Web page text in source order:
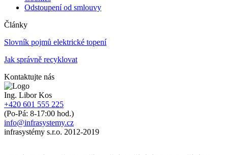
Odstoupení od smlouvy
Články
Slovník pojmů elektrické topení
Jak správně recyklovat
Kontaktujte nás
Ing. Libor Kos
+420 601 555 225
(Po-Pá: 8-17:00 hod.)
info@infrasystemy.cz
infrasystémy s.r.o. 2012-2019